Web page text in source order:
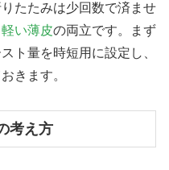
たたみは少回数で済ませ
軽い薄皮の両立です。まず
ト量を時短用に設定し、
きます。
考え方